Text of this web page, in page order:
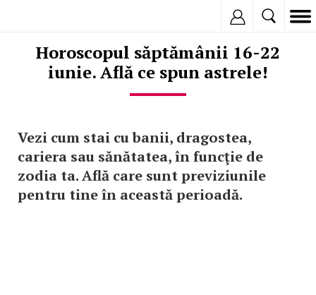
Horoscopul săptămânii 16-22
iunie. Află ce spun astrele!
Vezi cum stai cu banii, dragostea,
cariera sau sănătatea, în funcţie de
zodia ta. Află care sunt previziunile
pentru tine în această perioadă.